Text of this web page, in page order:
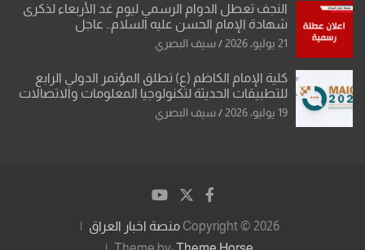
النجف تعطل الدوام الرسمي ليوم غد الأربعاء لذكرى
شهادة الإمام الحسن عليه السلام.. عاجل
21 يوليو، 2026 سيف البصري
كلية الإمام الكاظم (ع) تطلق المؤتمر الدولي الرابع
للتطبيقات الحديثة لتكنولوجيا المعلومات والاتصالات
19 يوليو، 2026 سيف البصري
Copyright © 2026 منصة اخبار العراق